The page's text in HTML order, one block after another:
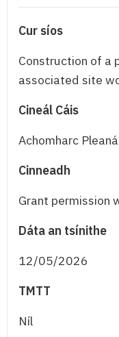
Cur síos
Construction of a
associated site
Cineál Cáis
Achomharc
Cinneadh
Grant permission
Dáta an tsínithe
12/05/2026
TMTT
Níl